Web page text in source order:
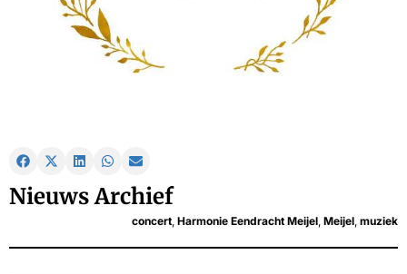
Nieuws Archief
concert, Harmonie Eendracht Meijel, Meijel, muziek